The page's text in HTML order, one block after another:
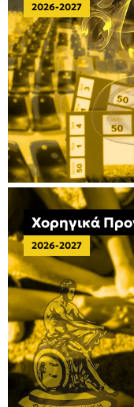
2026-2027
Χορηγικά
2026-2027